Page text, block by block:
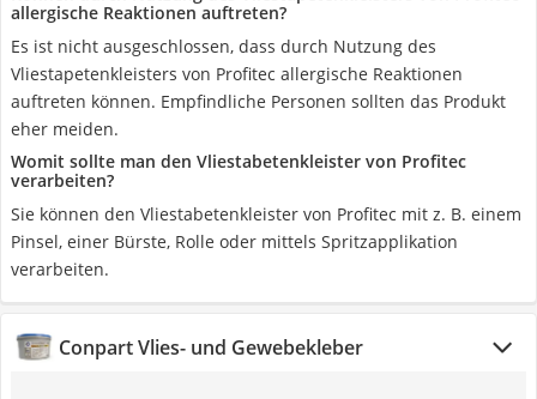
allergische Reaktionen auftreten?
Es ist nicht ausgeschlossen, dass durch Nutzung des
Vliestapetenkleisters von Profitec allergische Reaktionen
auftreten können. Empfindliche Personen sollten das Produkt
eher meiden.
Womit sollte man den Vliestabetenkleister von Profitec
verarbeiten?
Sie können den Vliestabetenkleister von Profitec mit z. B. einem
Pinsel, einer Bürste, Rolle oder mittels Spritzapplikation
verarbeiten.
Conpart Vlies- und Gewebekleber